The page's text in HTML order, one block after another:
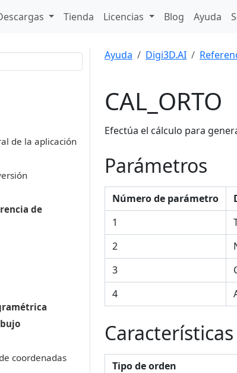
Tienda Licencias Blog Ayuda
de la aplicación
de
coordenadas
Ayuda Digi3D.AI
CAL_ORTO
Efectúa el cálculo para
Parámetros
Número de parámetro
1
2
3
4
Tipo de orden